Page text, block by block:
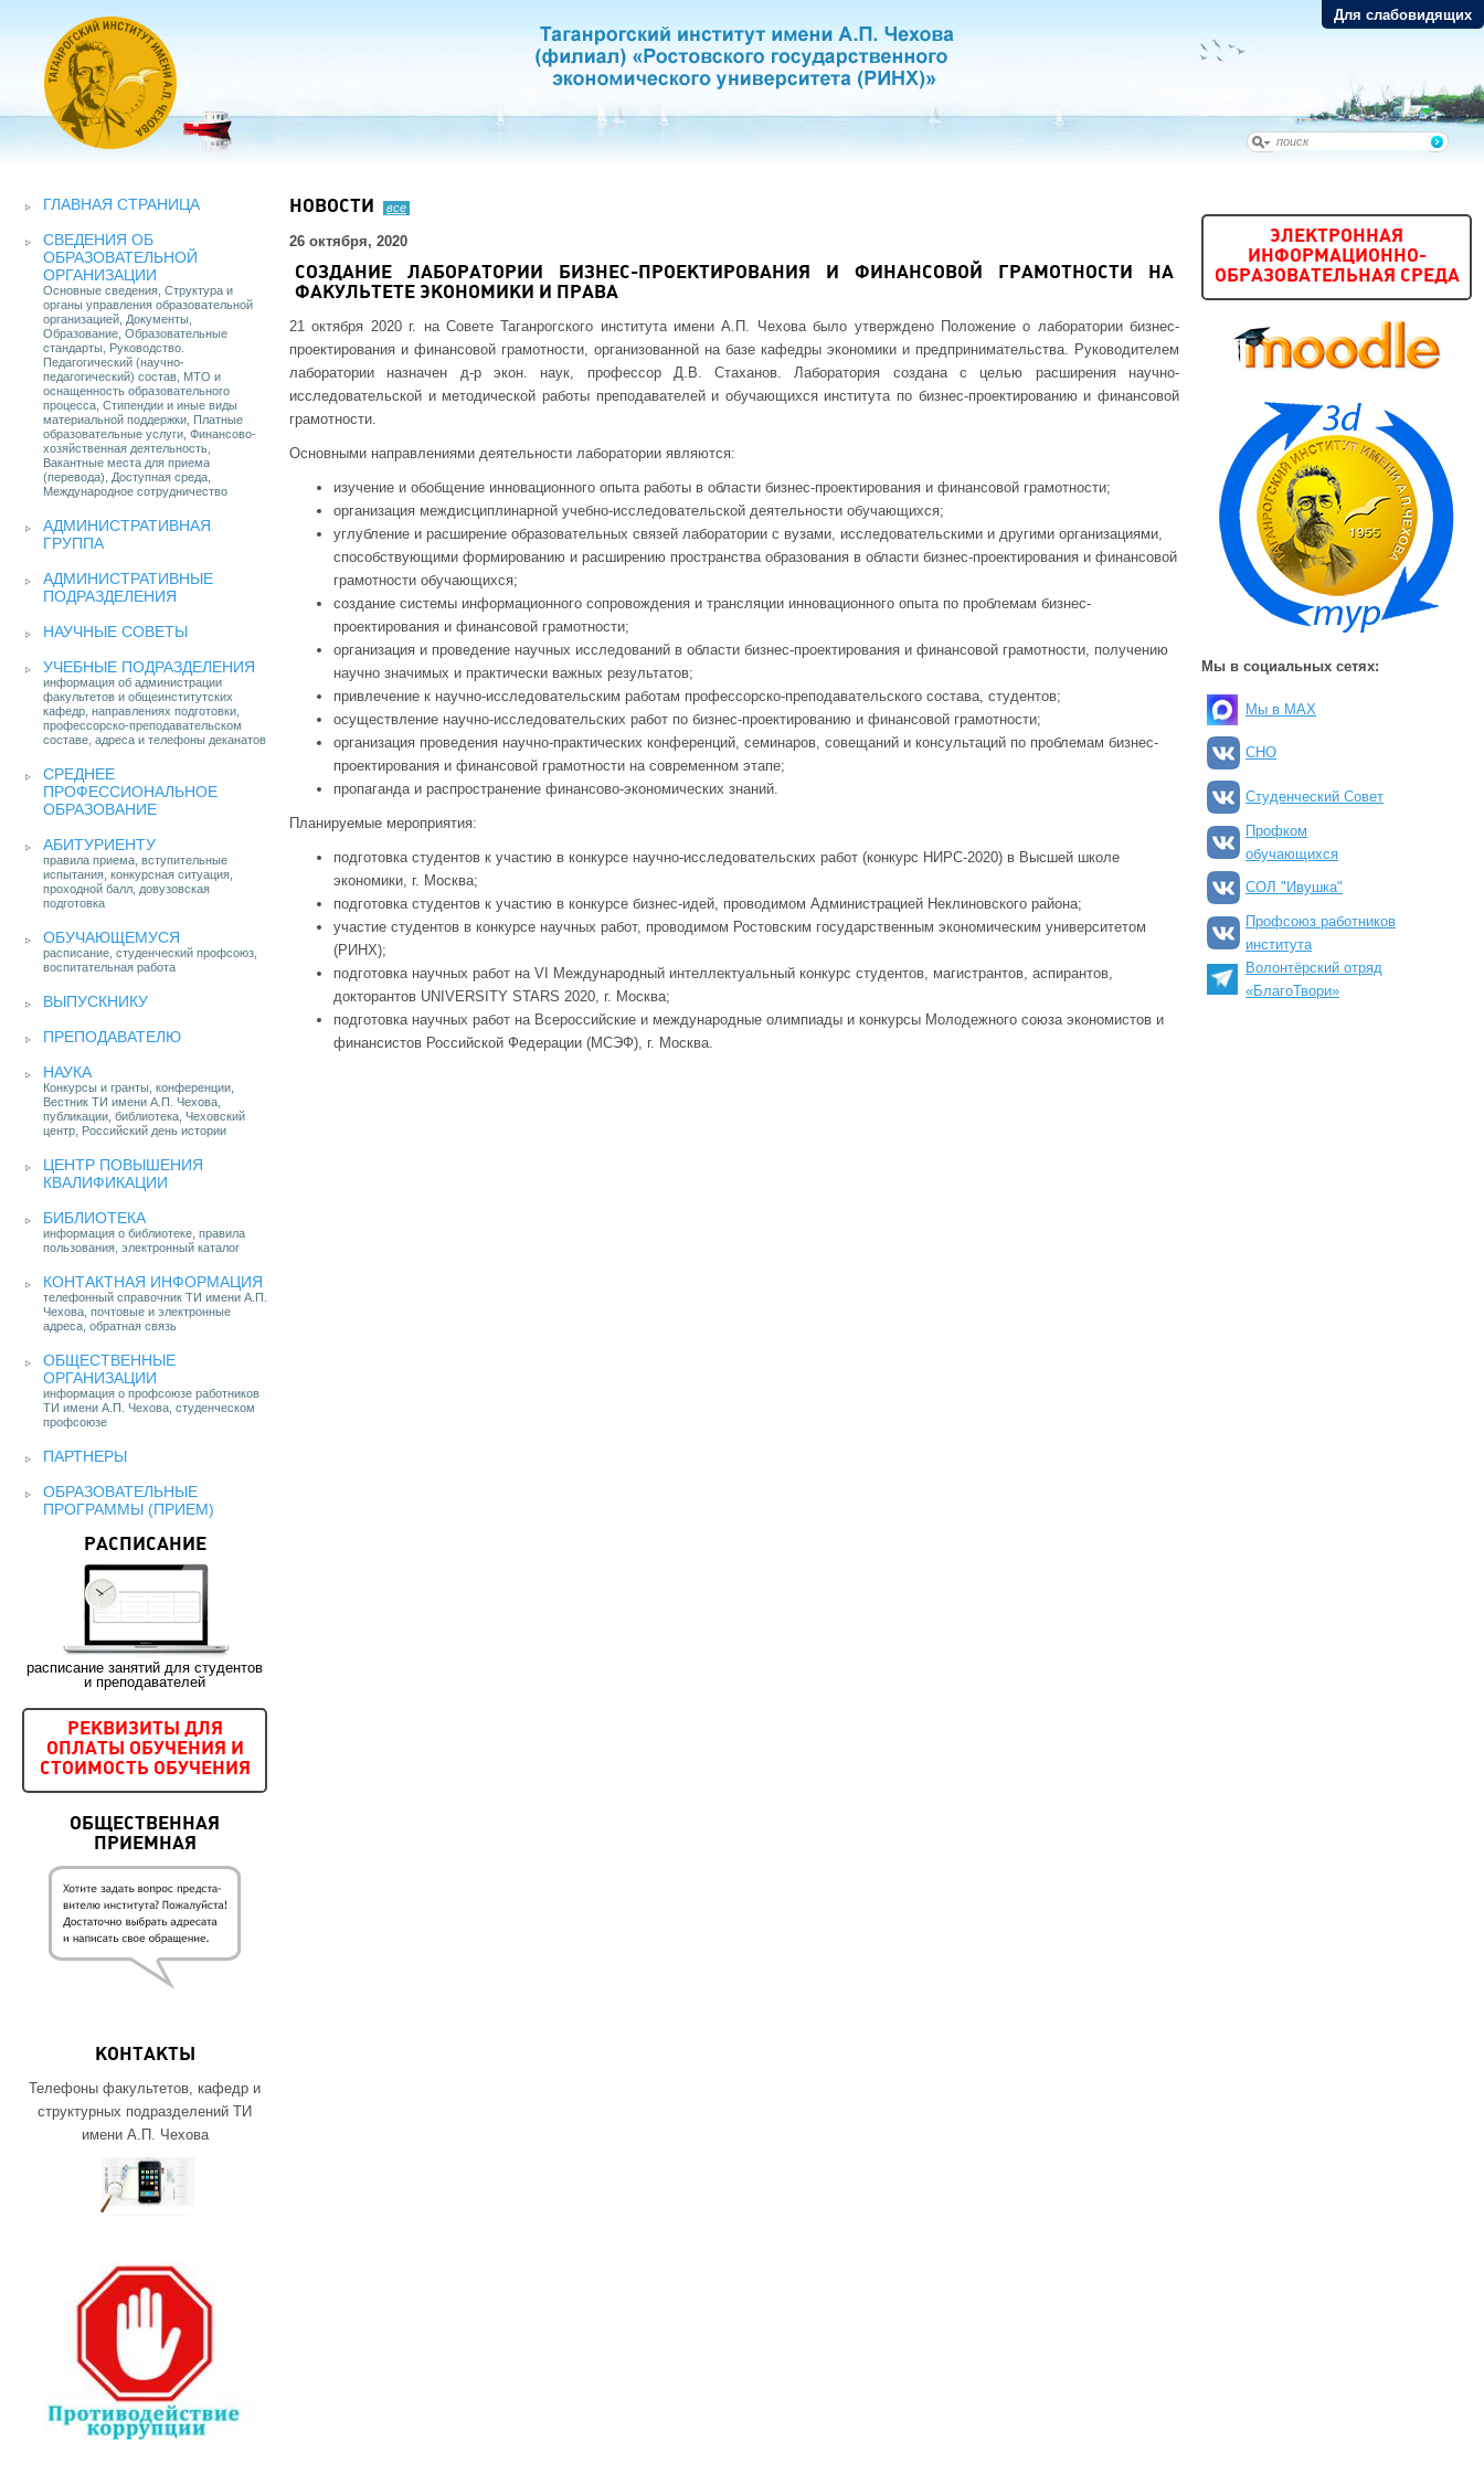
Для слабовидящих
ГЛАВНАЯ СТРАНИЦА
СВЕДЕНИЯ ОБ
ОБРАЗОВАТЕЛЬНОЙ
ОРГАНИЗАЦИИ
Основные сведения, Структура и
органы управления образовательной
организацией, Документы,
Образование, Образовательные
стандарты, Руководство.
Педагогический (научно-
педагогический) состав, МТО и
оснащенность образовательного
процесса, Стипендии и иные виды
материальной поддержки, Платные
образовательные услуги, Финансово-
хозяйственная деятельность,
Вакантные места для приема
(перевода), Доступная среда,
Международное сотрудничество
АДМИНИСТРАТИВНАЯ
ГРУППА
АДМИНИСТРАТИВНЫЕ
ПОДРАЗДЕЛЕНИЯ
НАУЧНЫЕ СОВЕТЫ
УЧЕБНЫЕ ПОДРАЗДЕЛЕНИЯ
информация об администрации
факультетов и общеинститутских
кафедр, направлениях подготовки,
профессорско-преподавательском
составе, адреса и телефоны деканатов
СРЕДНЕЕ
ПРОФЕССИОНАЛЬНОЕ
ОБРАЗОВАНИЕ
АБИТУРИЕНТУ
правила приема, вступительные
испытания, конкурсная ситуация,
проходной балл, довузовская
подготовка
ОБУЧАЮЩЕМУСЯ
расписание, студенческий профсоюз,
воспитательная работа
ВЫПУСКНИКУ
ПРЕПОДАВАТЕЛЮ
НАУКА
Конкурсы и гранты, конференции,
Вестник ТИ имени А.П. Чехова,
публикации, библиотека, Чеховский
центр, Российский день истории
ЦЕНТР ПОВЫШЕНИЯ
КВАЛИФИКАЦИИ
БИБЛИОТЕКА
информация о библиотеке, правила
пользования, электронный каталог
КОНТАКТНАЯ ИНФОРМАЦИЯ
телефонный справочник ТИ имени А.П.
Чехова, почтовые и электронные
адреса, обратная связь
ОБЩЕСТВЕННЫЕ
ОРГАНИЗАЦИИ
информация о профсоюзе работников
ТИ имени А.П. Чехова, студенческом
профсоюзе
ПАРТНЕРЫ
ОБРАЗОВАТЕЛЬНЫЕ
ПРОГРАММЫ (ПРИЕМ)
РАСПИСАНИЕ
расписание занятий для студентов
и преподавателей
РЕКВИЗИТЫ ДЛЯ
ОПЛАТЫ ОБУЧЕНИЯ И
СТОИМОСТЬ ОБУЧЕНИЯ
ОБЩЕСТВЕННАЯ
ПРИЕМНАЯ
КОНТАКТЫ
Телефоны факультетов, кафедр и
структурных подразделений ТИ
имени А.П. Чехова
НОВОСТИ все
26 октября, 2020
СОЗДАНИЕ ЛАБОРАТОРИИ БИЗНЕС-ПРОЕКТИРОВАНИЯ И ФИНАНСОВОЙ ГРАМОТНОСТИ НА
ФАКУЛЬТЕТЕ ЭКОНОМИКИ И ПРАВА
21 октября 2020 г. на Совете Таганрогского института имени А.П. Чехова было утверждено Положение о лаборатории бизнес-
проектирования и финансовой грамотности, организованной на базе кафедры экономики и предпринимательства. Руководителем
лаборатории назначен д-р экон. наук, профессор Д.В. Стаханов. Лаборатория создана с целью расширения научно-
исследовательской и методической работы преподавателей и обучающихся института по бизнес-проектированию и финансовой
грамотности.
Основными направлениями деятельности лаборатории являются:
изучение и обобщение инновационного опыта работы в области бизнес-проектирования и финансовой грамотности;
организация междисциплинарной учебно-исследовательской деятельности обучающихся;
углубление и расширение образовательных связей лаборатории с вузами, исследовательскими и другими организациями,
способствующими формированию и расширению пространства образования в области бизнес-проектирования и финансовой
грамотности обучающихся;
создание системы информационного сопровождения и трансляции инновационного опыта по проблемам бизнес-
проектирования и финансовой грамотности;
организация и проведение научных исследований в области бизнес-проектирования и финансовой грамотности, получению
научно значимых и практически важных результатов;
привлечение к научно-исследовательским работам профессорско-преподавательского состава, студентов;
осуществление научно-исследовательских работ по бизнес-проектированию и финансовой грамотности;
организация проведения научно-практических конференций, семинаров, совещаний и консультаций по проблемам бизнес-
проектирования и финансовой грамотности на современном этапе;
пропаганда и распространение финансово-экономических знаний.
Планируемые мероприятия:
подготовка студентов к участию в конкурсе научно-исследовательских работ (конкурс НИРС-2020) в Высшей школе
экономики, г. Москва;
подготовка студентов к участию в конкурсе бизнес-идей, проводимом Администрацией Неклиновского района;
участие студентов в конкурсе научных работ, проводимом Ростовским государственным экономическим университетом
(РИНХ);
подготовка научных работ на VI Международный интеллектуальный конкурс студентов, магистрантов, аспирантов,
докторантов UNIVERSITY STARS 2020, г. Москва;
подготовка научных работ на Всероссийские и международные олимпиады и конкурсы Молодежного союза экономистов и
финансистов Российской Федерации (МСЭФ), г. Москва.
ЭЛЕКТРОННАЯ
ИНФОРМАЦИОННО-
ОБРАЗОВАТЕЛЬНАЯ СРЕДА
Мы в социальных сетях:
Мы в MAX
СНО
Студенческий Совет
Профком
обучающихся
СОЛ "Ивушка"
Профсоюз работников
института
Волонтёрский отряд
«БлагоТвори»